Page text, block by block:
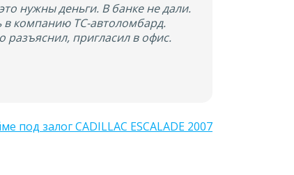
нужны деньги. В банке не дали.
в компанию ТС-автоломбард.
пригласил в офис.
под залог CADILLAC ESCALADE 2007